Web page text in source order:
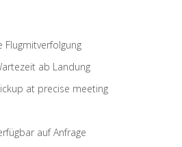
Flugmitverfolgung
ab Landung
at precise meeting
auf Anfrage